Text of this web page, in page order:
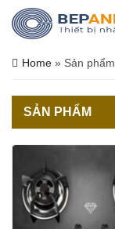
Home » Sản phẩm
SẢN PHẨM